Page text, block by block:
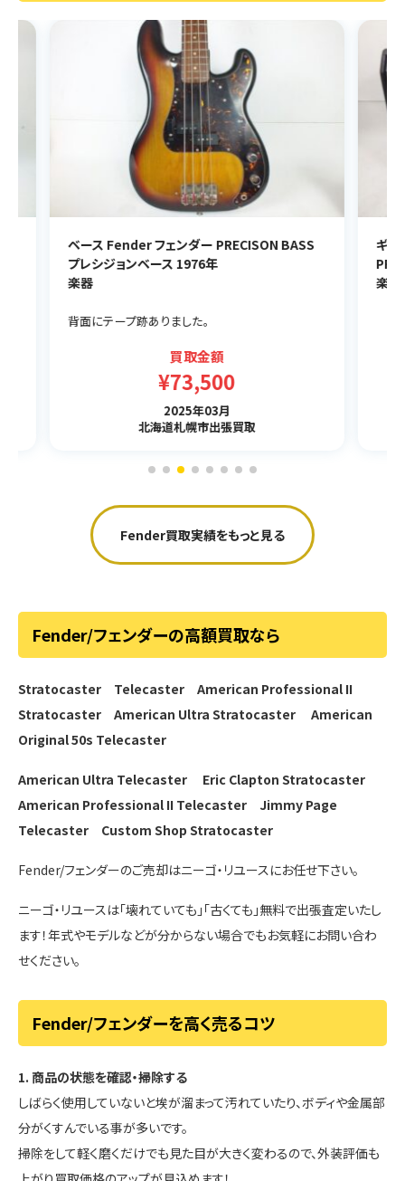
ギターアンプ Fender フェンダー 65 DELUXE
PR 239
楽器
買取金額
¥43,001
2025年03月
長野県諏訪市出張買取
ギ
楽
Fender買取実績をもっと見る
Fender/フェンダーの高額買取なら
Stratocaster Telecaster American Professional II
Stratocaster American Ultra Stratocaster
American
Original 50s Telecaster
American Ultra Telecaster
Eric Clapton Stratocaster
American Professional II Telecaster Jimmy Page
Telecaster Custom Shop Stratocaster
Fender/フェンダーのご売却はニーゴ・リユースにお任せ下さい。
ニーゴ・リユースは「壊れていても」「古くても」無料で出張査定いたし
ます！年式やモデルなどが分からない場合でもお気軽にお問い合わ
せください。
Fender/フェンダーを高く売るコツ
1. 商品の状態を確認・掃除する
しばらく使用していないと埃が溜まって汚れていたり、ボディや金属部
分がくすんでいる事が多いです。
掃除をして軽く磨くだけでも見た目が大きく変わるので、外装評価も